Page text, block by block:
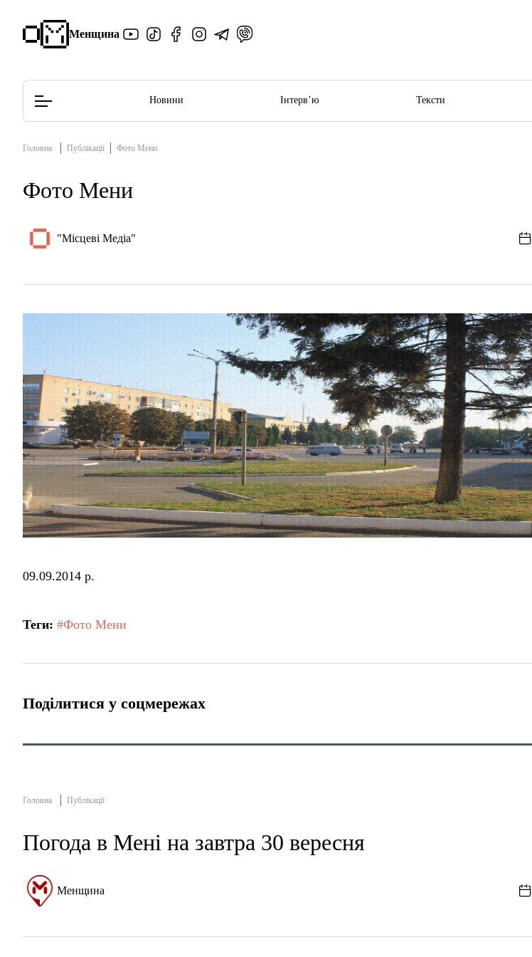
Менщина
Редакційна політика
Новини Інтерв’ю Тексти
Головна Публікації Фото Мени
Фото Мени
"Місцеві Медіа"
09.09.2014 р.
Теги: #Фото Мени
Поділитися у соцмережах
Головна Публікації
Погода в Мені на завтра 30 вересня
Менщина